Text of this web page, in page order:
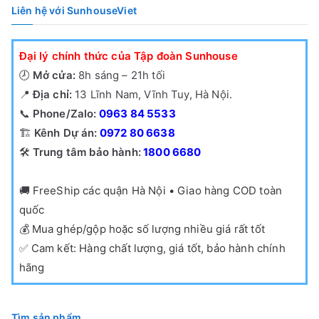
Liên hệ với SunhouseViet
Đại lý chính thức của Tập đoàn Sunhouse
🕗 Mở cửa:8h sáng – 21h tối
📍Địa chỉ: 13 Lĩnh Nam, Vĩnh Tuy, Hà Nội.
📞 Phone/Zalo: 0963 84 5533
🏗️ Kênh Dự án: 0972 80 6638
🛠️ Trung tâm bảo hành:1800 6680
🚚 FreeShip các quận Hà Nội • Giao hàng COD toàn
quốc
💰 Mua ghép/gộp hoặc số lượng nhiều giá rất tốt
✅ Cam kết: Hàng chất lượng, giá tốt, bảo hành chính
hãng